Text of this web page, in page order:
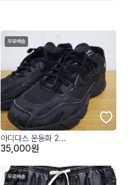
아디다스 운동화 2...
35,000원